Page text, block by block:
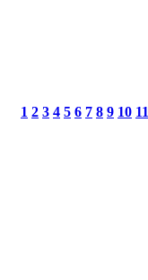
1 2 3 4 5 6 7 8 9 10 11